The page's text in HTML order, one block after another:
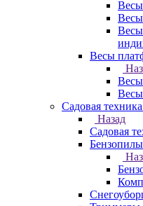
Весы
Садовая техника
Назад
Садовая
Бензопилы